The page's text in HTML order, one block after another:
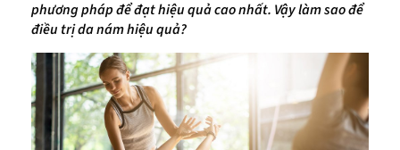
Tậpphương pháp để đạt hiệu quả cao nhất. Vậy làm sao để
điều trị da nám hiệu quả?